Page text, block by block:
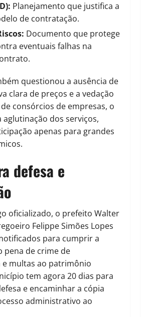
Planejamento que justifica a
de contratação.
Documento que protege
eventuais falhas na
questionou a ausência de
clara de preços e a vedação
consórcios de empresas, o
aglutinação dos serviços,
apenas para grandes
defesa e
oficializado, o prefeito Walter
Felippe Simões Lopes
para cumprir a
pena de crime de
e multas ao patrimônio
tem agora 20 dias para
e encaminhar a cópia
administrativo ao